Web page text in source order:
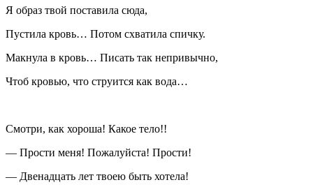
Я образ твой поставила сюда,
Пустила кровь… Потом схватила спичку.
Макнула в кровь… Писать так непривычно,
Чтоб кровью, что струится как вода…
Смотри, как хороша! Какое тело!!
— Прости меня! Пожалуйста! Прости!
— Двенадцать лет твоею быть хотела!